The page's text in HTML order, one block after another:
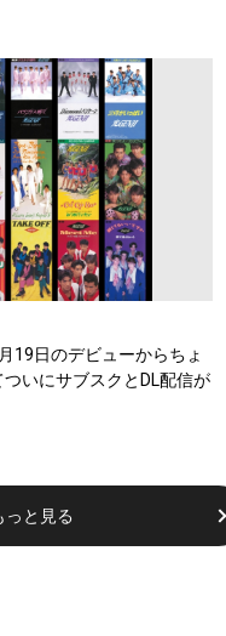
貫竜之介！PV第1弾公
19日のデビューからちょ
いにサブスクとDL配信が
っと見る